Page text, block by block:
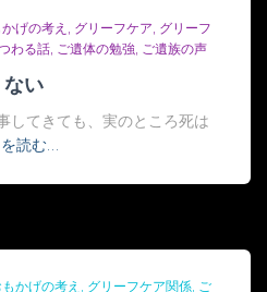
げの考え グリーフケア グリーフ
わる話 ご遺体の勉強 ご遺族の声
い
してきても、実のところ死は
読む…
もかげの考え グリーフケア関係 ご